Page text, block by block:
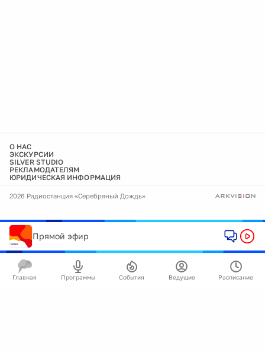
О НАС
ЭКСКУРСИИ
SILVER STUDIO
РЕКЛАМОДАТЕЛЯМ
ЮРИДИЧЕСКАЯ ИНФОРМАЦИЯ
2026 Радиостанция «Серебряный Дождь»
Прямой эфир
Главная Программы События Ведущие Расписание